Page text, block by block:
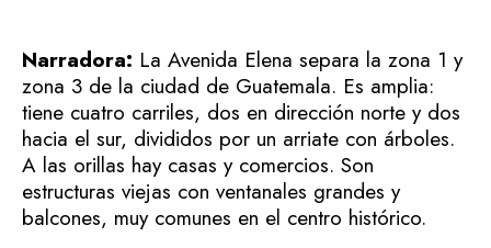
Narradora: La Avenida Elena separa la zona 1 y
zona 3 de la ciudad de Guatemala. Es amplia:
tiene cuatro carriles, dos en dirección norte y dos
hacia el sur, divididos por un arriate con árboles.
A las orillas hay casas y comercios. Son
estructuras viejas con ventanales grandes y
balcones, muy comunes en el centro histórico.